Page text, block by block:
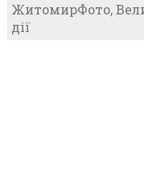
ЖитомирФото,
дії